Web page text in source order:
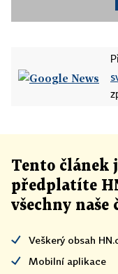
Tento článek
předplatíte
všechny naše
Veškerý obsah
Mobilní aplikace